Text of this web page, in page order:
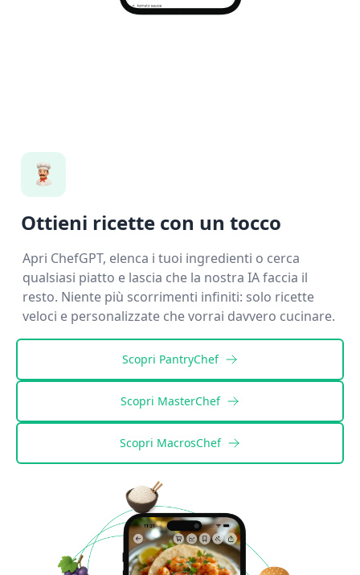
Ottieni ricette con un tocco
Apri ChefGPT, elenca i tuoi ingredienti o cerca
qualsiasi piatto e lascia che la nostra IA faccia il
resto. Niente più scorrimenti infiniti: solo ricette
veloci e personalizzate che vorrai davvero cucinare.
Scopri PantryChef
Scopri MasterChef
Scopri MacrosChef